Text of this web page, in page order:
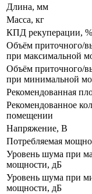
Длина, мм
Масса, кг
КПД рекуперации, %
Объём приточного/
при максимальной
Объём приточного/
при минимальной
Рекомендованная
Рекомендованное
помещении
Напряжение, В
Потребляемая
Уровень шума при
мощности, дБ
Уровень шума при
мощности, дБ